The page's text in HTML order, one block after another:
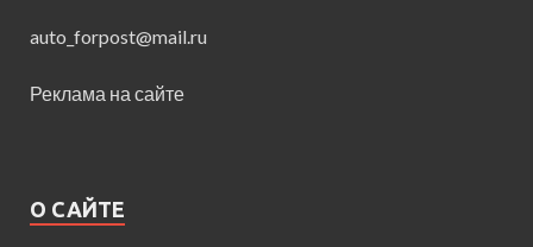
auto_forpost@mail.ru
Реклама на сайте
О САЙТЕ